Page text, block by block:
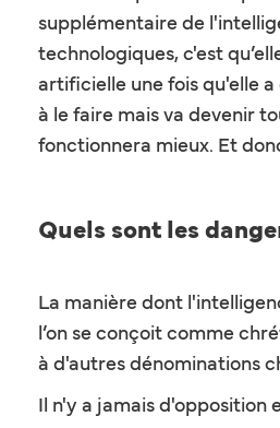
supplémentaire de
technologiques, c'est
artificielle une fois qu'elle
à le faire mais va devenir
fonctionnera mieux. Et
Quels sont les
La manière dont
l’on se conçoit comme
à d'autres dénominations
Il n'y a jamais d'opposition